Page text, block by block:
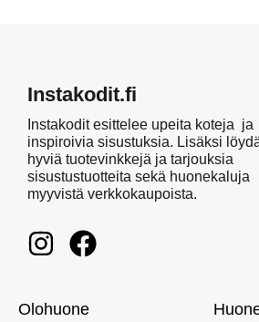
Instakodit.fi
Instakodit esittelee upeita koteja ja
inspiroivia sisustuksia. Lisäksi
hyviä tuotevinkkejä ja tarjouksia
sisustustuotteita sekä huonekaluja
myyvistä verkkokaupoista.
Olohuone